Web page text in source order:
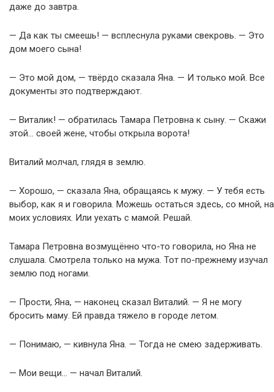
даже до завтра.
— Да как ты смеешь! — всплеснула руками свекровь. — Это
дом моего сына!
— Это мой дом, — твёрдо сказала Яна. — И только мой. Все
документы это подтверждают.
— Виталик! — обратилась Тамара Петровна к сыну. — Скажи
этой… своей жене, чтобы открыла ворота!
Виталий молчал, глядя в землю.
— Хорошо, — сказала Яна, обращаясь к мужу. — У тебя есть
выбор, как я и говорила. Можешь остаться здесь, со мной, на
моих условиях. Или уехать с мамой. Решай.
Тамара Петровна возмущённо что-то говорила, но Яна не
слушала. Смотрела только на мужа. Тот по-прежнему изучал
землю под ногами.
— Прости, Яна, — наконец сказал Виталий. — Я не могу
бросить маму. Ей правда тяжело в городе летом.
— Понимаю, — кивнула Яна. — Тогда не смею задерживать.
— Мои вещи… — начал Виталий.